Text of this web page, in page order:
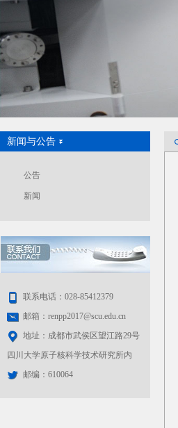
新闻与公告
公告
新闻
联系电话：028-85412379
邮箱：renpp2017@scu.edu.cn
地址：成都市武侯区望江路29号
四川大学原子核科学技术研究所内
邮编：610064